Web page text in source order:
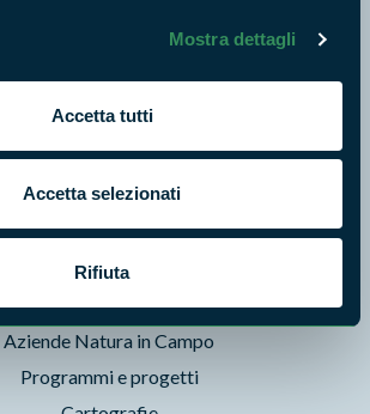
Mostra dettagli
Accetta tutti
Accetta selezionati
Rifiuta
News e appuntamenti
Enti di gestione
Natura
Punti di interesse
Storie
Foto e Video
Pubblicazioni
Prodotti Natura in Campo
Aziende Natura in Campo
Programmi e progetti